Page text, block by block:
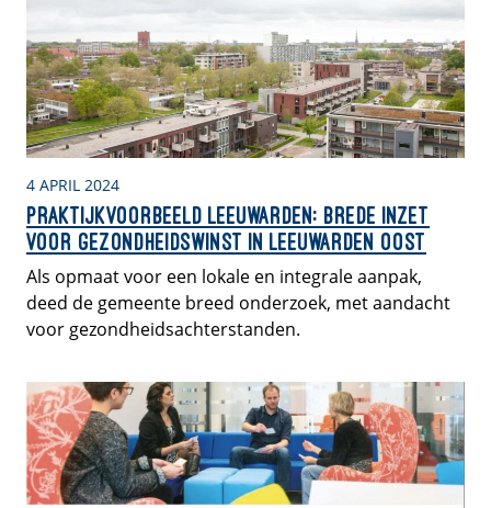
4 APRIL 2024
Praktijkvoorbeeld Leeuwarden: brede inzet
voor gezondheidswinst in Leeuwarden Oost
Als opmaat voor een lokale en integrale aanpak,
deed de gemeente breed onderzoek, met aandacht
voor gezondheidsachterstanden.